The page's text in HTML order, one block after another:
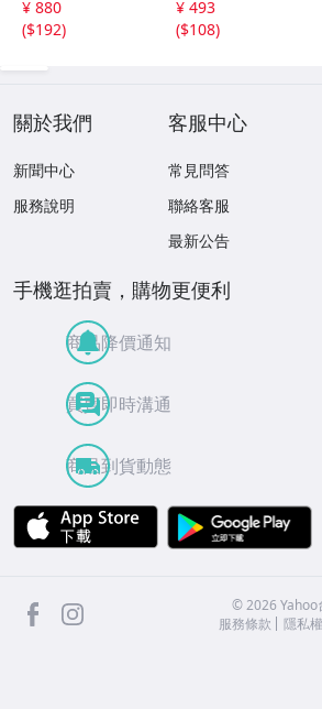
L(MP3CD)☆
¥ 880
($192)
nyon Internatio
nal /00110
¥ 493
($108)
關於我們
新聞中心
服務說明
客服中心
常見問答
聯絡客服
最新公告
手機逛拍賣，購物更便利
商品降價通知
買賣即時溝通
商品到貨動態
APP Store
facebook ©2026 Yahoo
服務條款
隱私權